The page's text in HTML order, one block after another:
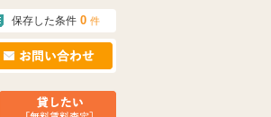
保存した条件 0 件